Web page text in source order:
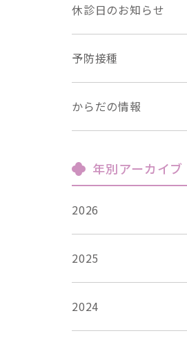
休診日のお知らせ
予防接種
からだの情報
年別アーカイブ
2026
2025
2024